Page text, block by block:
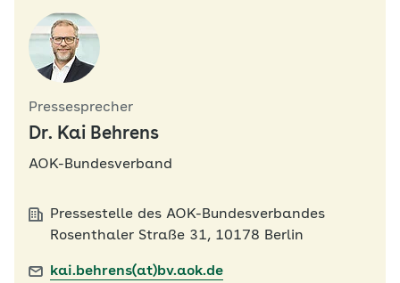
Pressesprecher
Dr. Kai Behrens
AOK-Bundesverband
Pressestelle des AOK-Bundesverbandes
Rosenthaler Straße 31, 10178 Berlin
kai.behrens(at)bv.aok.de